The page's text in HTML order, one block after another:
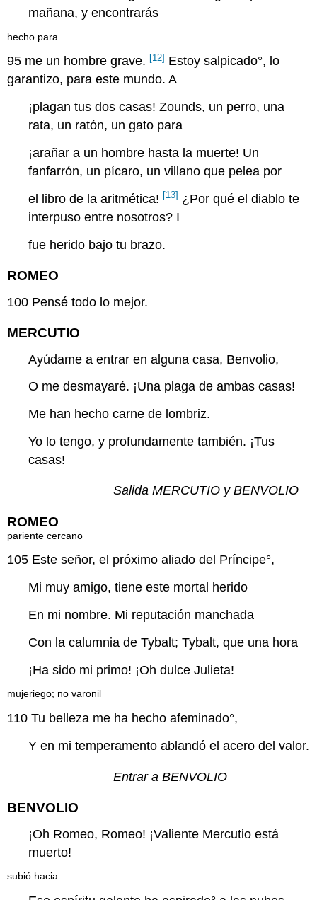
mañana, y encontrarás
hecho para
95 me un hombre grave. [12] Estoysalpicado°, lo
garantizo, para este mundo. A
¡plagan tus dos casas! Zounds, un perro, una
rata, un ratón, un gato para
¡arañar a un hombre hasta la muerte! Un
fanfarrón, un pícaro, un villano que pelea por
el libro de la aritmética! [13] ¿Por qué el diablo te
interpuso entre nosotros? I
fue herido bajo tu brazo.
ROMEO
100 Pensé todo lo mejor.
MERCUTIO
Ayúdame a entrar en alguna casa, Benvolio,
O me desmayaré. ¡Una plaga de ambas casas!
Me han hecho carne de lombriz.
Yo lo tengo, y profundamente también. ¡Tus
casas!
Salida MERCUTIO y BENVOLIO
ROMEO
pariente cercano
105 Este señor, el próximo aliado del Príncipe°,
Mi muy amigo, tiene este mortal herido
En mi nombre. Mi reputación manchada
Con la calumnia de Tybalt; Tybalt, que una hora
¡Ha sido mi primo! ¡Oh dulce Julieta!
mujeriego; no varonil
110 Tu belleza me ha hechoafeminado°,
Y en mi temperamento ablandó el acero del valor.
Entrar a BENVOLIO
BENVOLIO
¡Oh Romeo, Romeo! ¡Valiente Mercutio está
muerto!
subió hacia